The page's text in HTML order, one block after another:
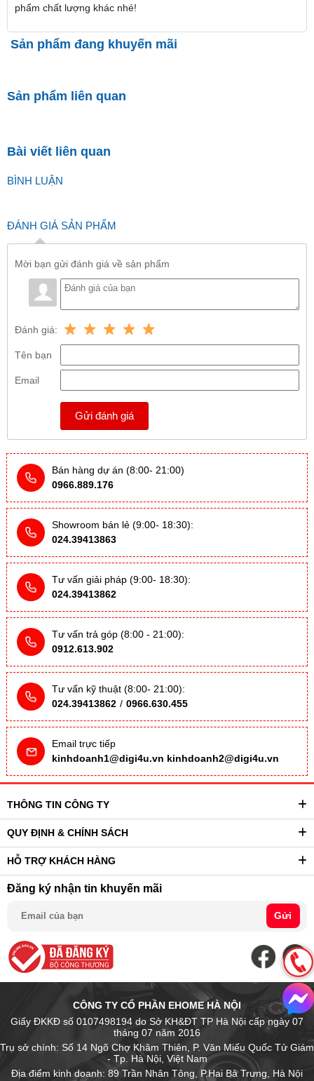
phẩm chất lượng khác nhé!
Sản phẩm đang khuyến mãi
Sản phẩm liên quan
Bài viết liên quan
BÌNH LUẬN
ĐÁNH GIÁ SẢN PHẨM
Mời bạn gửi đánh giá về sản phẩm
Đánh giá:
Tên bạn
Email
Gửi đánh giá
Bán hàng dự án (8:00- 21:00)
0966.889.176
Showroom bán lẻ (9:00- 18:30):
024.39413863
Tư vấn giải pháp (9:00- 18:30):
024.39413862
Tư vấn trả góp (8:00 - 21:00):
0912.613.902
Tư vấn kỹ thuật (8:00- 21:00):
024.39413862 / 0966.630.455
Email trực tiếp
kinhdoanh1@digi4u.vn kinhdoanh2@digi4u.vn
THÔNG TIN CÔNG TY
QUY ĐỊNH & CHÍNH SÁCH
HỖ TRỢ KHÁCH HÀNG
Đăng ký nhận tin khuyến mãi
Gửi
CÔNG TY CỔ PHẦN EHOME HÀ NỘI
Giấy ĐKKĐ số 0107498194 do Sở KH&ĐT TP Hà Nội cấp ngày 07
tháng 07 năm 2016
Trụ sở chính: Số 14 Ngõ Chợ Khâm Thiên, P. Văn Miếu Quốc Tử Giám
- Tp. Hà Nội, Việt Nam
Địa điểm kinh doanh: 89 Trần Nhân Tông, P.Hai Bà Trưng, Hà Nội